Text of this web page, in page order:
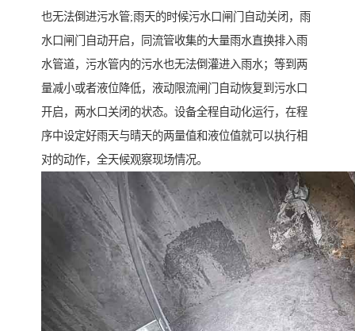
也无法倒进污水管;雨天的时候污水口闸门自动关闭，雨
水口闸门自动开启，同流管收集的大量雨水直换排入雨
水管道，污水管内的污水也无法倒灌进入雨水；等到两
量减小或者液位降低，液动限流闸门自动恢复到污水口
开启，两水口关闭的状态。设备全程自动化运行，在程
序中设定好雨天与晴天的两量值和液位值就可以执行相
对的动作，全天候观察现场情况。